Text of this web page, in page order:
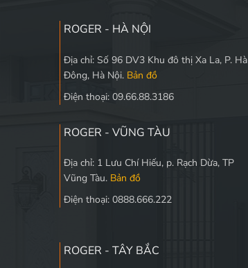
ROGER - HÀ NỘI
Địa chỉ: Số 96 DV3 Khu đô thị Xa La, P. Hà
Đông, Hà Nội. Bản đồ
Điện thoại: 09.66.88.3186
ROGER - VŨNG TÀU
Địa chỉ: 1 Lưu Chí Hiếu, p. Rạch Dừa, TP
Vũng Tàu. Bản đồ
Điện thoại: 0888.666.222
ROGER - TÂY BẮC